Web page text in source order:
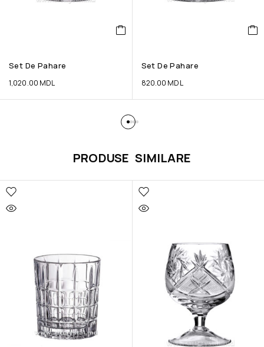
Set De Pahare
1,020.00 MDL
Set De Pahare
820.00 MDL
PRODUSE SIMILARE